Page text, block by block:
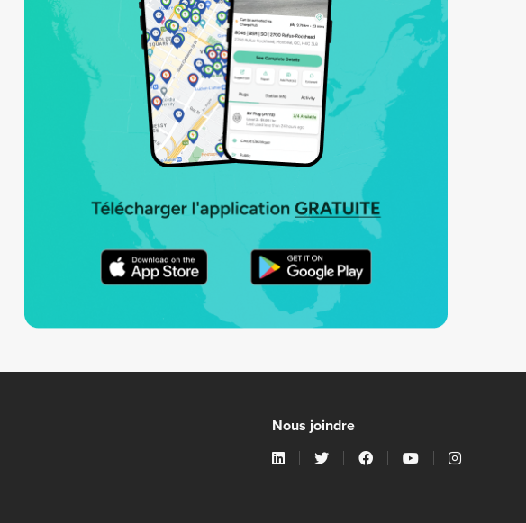
Nous joindre